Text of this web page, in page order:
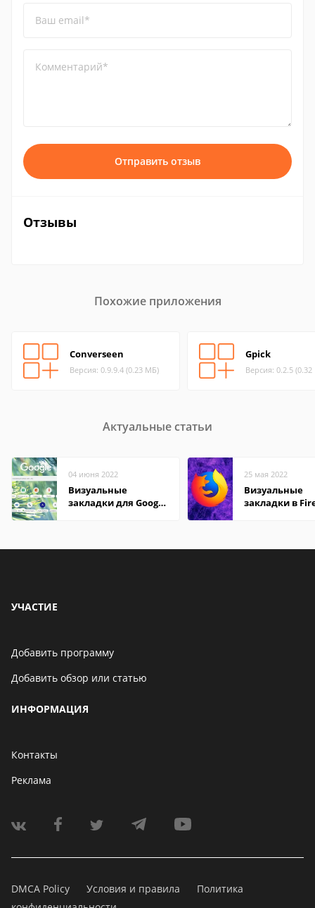
Ваш email*
Комментарий*
Отправить отзыв
Отзывы
Похожие приложения
Converseen
Версия: 0.9.9.4 (0.23 МБ)
Gpick
Версия: 0.2.5
Актуальные статьи
04 июня 2022
Визуальные
закладки для Google
25 мая 2022
Визуальные
закладки в
УЧАСТИЕ
Добавить программу
Добавить обзор или статью
ИНФОРМАЦИЯ
Контакты
Реклама
DMCA Policy Условия и правила
Политика